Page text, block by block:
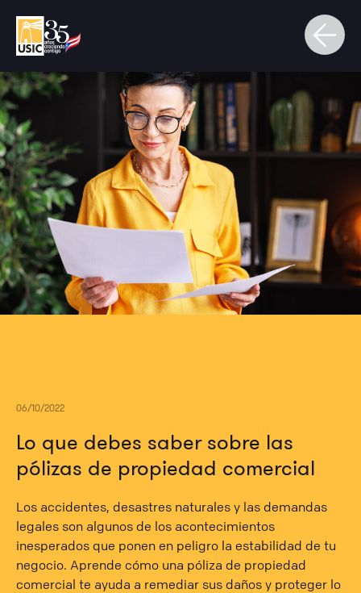
06/10/2022
Lo que debes saber sobre las
pólizas de propiedad comercial
Los accidentes, desastres naturales y las demandas
legales son algunos de los acontecimientos
inesperados que ponen en peligro la estabilidad de tu
negocio. Aprende cómo una póliza de propiedad
comercial te ayuda a remediar sus daños y proteger lo